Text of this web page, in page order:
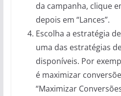
da campanha, clique
depois em “Lances”.
Escolha a estratégia
uma das estratégias
disponíveis. Por
é maximizar
“Maximizar